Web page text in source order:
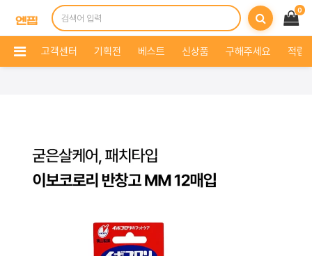
0
고객센터 기획전 베스트 신상품 구해주세요 적립